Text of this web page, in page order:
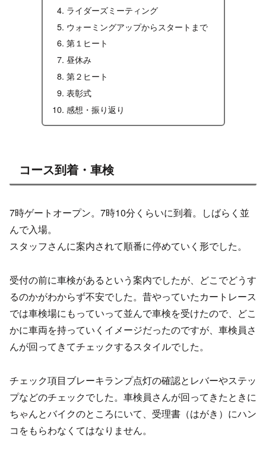
ライダーズミーティング
ウォーミングアップからスタートまで
第１ヒート
昼休み
第２ヒート
表彰式
感想・振り返り
コース到着・車検
7時ゲートオープン。7時10分くらいに到着。しばらく並
んで入場。
スタッフさんに案内されて順番に停めていく形でした。
受付の前に車検があるという案内でしたが、どこでどうす
るのかがわからず不安でした。昔やっていたカートレース
では車検場にもっていって並んで車検を受けたので、どこ
かに車両を持っていくイメージだったのですが、車検員さ
んが回ってきてチェックするスタイルでした。
チェック項目ブレーキランプ点灯の確認とレバーやステッ
プなどのチェックでした。車検員さんが回ってきたときに
ちゃんとバイクのところにいて、受理書（はがき）にハン
コをもらわなくてはなりません。